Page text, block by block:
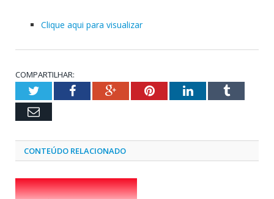
Clique aqui para visualizar
COMPARTILHAR:
TwitterFacebookGoogle+PinterestLinkedInTumblr
Email
CONTEÚDO RELACIONADO